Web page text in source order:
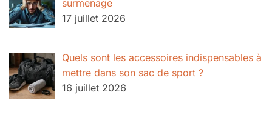
surmenage
17 juillet 2026
Quels sont les accessoires indispensables à
mettre dans son sac de sport ?
16 juillet 2026